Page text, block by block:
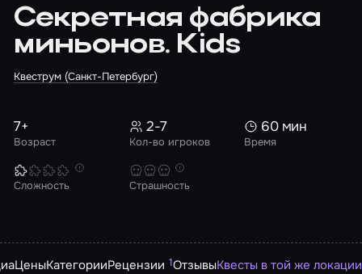
Секретная фабрика
миньонов. Kids
Квеструм (Санкт-Петербург)
Возраст
7+
Кол-во игроков
2-7
Время
60 мин
Сложность Страшность
ЦеныКатегорииРецензии 1ОтзывыКвесты в той же локации